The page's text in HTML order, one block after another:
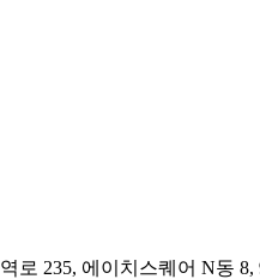
로 235, 에이치스퀘어 N동 8,